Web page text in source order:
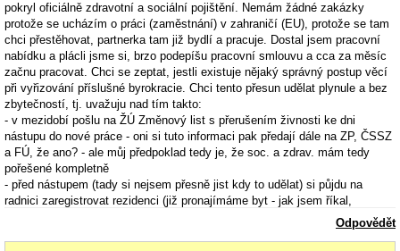
pokryl oficiálně zdravotní a sociální pojištění. Nemám žádné zakázky
protože se ucházím o práci (zaměstnání) v zahraničí (EU), protože se tam
chci přestěhovat, partnerka tam již bydlí a pracuje. Dostal jsem pracovní
nabídku a plácli jsme si, brzo podepíšu pracovní smlouvu a cca za měsíc
začnu pracovat. Chci se zeptat, jestli existuje nějaký správný postup věcí
při vyřizování příslušné byrokracie. Chci tento přesun udělat plynule a bez
zbytečností, tj. uvažuju nad tím takto:
- v mezidobí pošlu na ŽÚ Změnový list s přerušením živnosti ke dni
nástupu do nové práce - oni si tuto informaci pak předají dále na ZP, ČSSZ
a FÚ, že ano? - ale můj předpoklad tedy je, že soc. a zdrav. mám tedy
pořešené kompletně
- před nástupem (tady si nejsem přesně jist kdy to udělat) si půjdu na
radnici zaregistrovat rezidenci (již pronajímáme byt - jak jsem říkal,
partnerka zde již žije), vzhledem k čemuž mi v cílové zemi vznikne
povinnost obstarat si zdejší zdravotní pojištění - to znamená, že navzdory
Odpovědět